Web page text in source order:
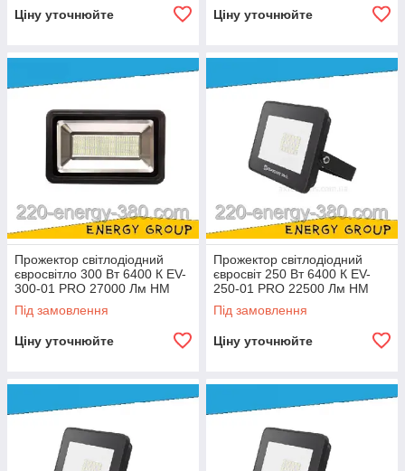
Ціну уточнюйте Ціну уточнюйте
Прожектор світлодіодний
євросвітло 300 Вт 6400 К EV-
300-01 PRO 27000 Лм HM
Під замовлення
Ціну уточнюйте
Прожектор світлодіодний
євросвіт 250 Вт 6400 К EV-
250-01 PRO 22500 Лм HM
Під замовлення
Ціну уточнюйте